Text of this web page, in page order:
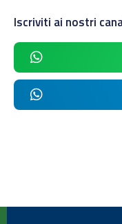
Iscriviti ai nostri